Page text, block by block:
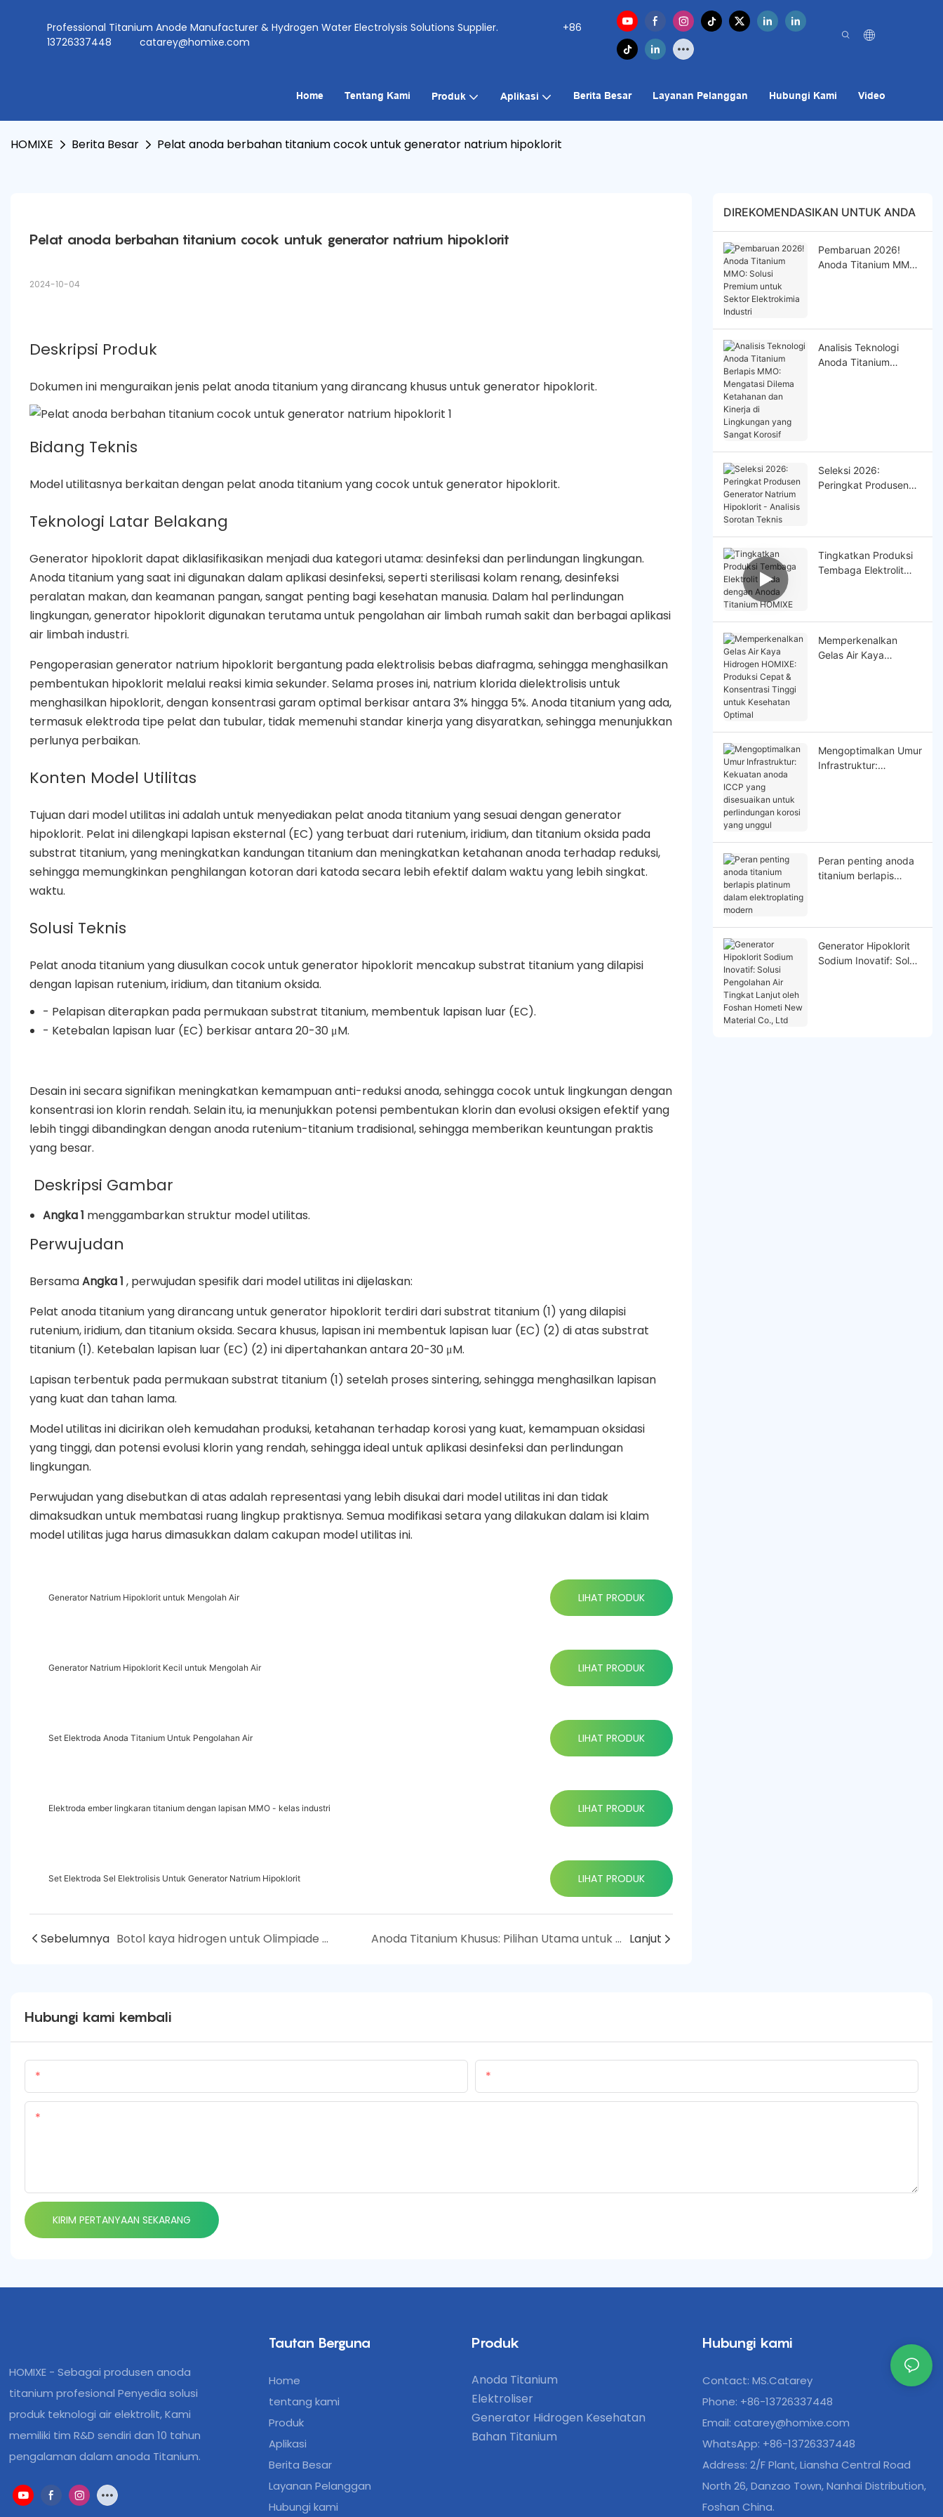
Professional Titanium Anode Manufacturer & Hydrogen Water Electrolysis Solutions Supplier.
+86
13726337448
catarey@homixe.com
Home Tentang Kami Produk Aplikasi Berita Besar Layanan Pelanggan Hubungi Kami Video
HOMIXE Berita Besar Pelat anoda berbahan titanium cocok untuk generator natrium hipoklorit
Pelat anoda berbahan titanium cocok untuk generator natrium hipoklorit
2024-10-04
Deskripsi Produk
Dokumen ini menguraikan jenis pelat anoda titanium yang dirancang khusus untuk generator hipoklorit.
Bidang Teknis
Model utilitasnya berkaitan dengan pelat anoda titanium yang cocok untuk generator hipoklorit.
Teknologi Latar Belakang
Generator hipoklorit dapat diklasifikasikan menjadi dua kategori utama: desinfeksi dan perlindungan lingkungan.
Anoda titanium yang saat ini digunakan dalam aplikasi desinfeksi, seperti sterilisasi kolam renang, desinfeksi
peralatan makan, dan keamanan pangan, sangat penting bagi kesehatan manusia. Dalam hal perlindungan
lingkungan, generator hipoklorit digunakan terutama untuk pengolahan air limbah rumah sakit dan berbagai aplikasi
air limbah industri.
Pengoperasian generator natrium hipoklorit bergantung pada elektrolisis bebas diafragma, sehingga menghasilkan
pembentukan hipoklorit melalui reaksi kimia sekunder. Selama proses ini, natrium klorida dielektrolisis untuk
menghasilkan hipoklorit, dengan konsentrasi garam optimal berkisar antara 3% hingga 5%. Anoda titanium yang ada,
termasuk elektroda tipe pelat dan tubular, tidak memenuhi standar kinerja yang disyaratkan, sehingga menunjukkan
perlunya perbaikan.
Konten Model Utilitas
Tujuan dari model utilitas ini adalah untuk menyediakan pelat anoda titanium yang sesuai dengan generator
hipoklorit. Pelat ini dilengkapi lapisan eksternal (EC) yang terbuat dari rutenium, iridium, dan titanium oksida pada
substrat titanium, yang meningkatkan kandungan titanium dan meningkatkan ketahanan anoda terhadap reduksi,
sehingga memungkinkan penghilangan kotoran dari katoda secara lebih efektif dalam waktu yang lebih singkat.
waktu.
Solusi Teknis
Pelat anoda titanium yang diusulkan cocok untuk generator hipoklorit mencakup substrat titanium yang dilapisi
dengan lapisan rutenium, iridium, dan titanium oksida.
- Pelapisan diterapkan pada permukaan substrat titanium, membentuk lapisan luar (EC).
- Ketebalan lapisan luar (EC) berkisar antara 20-30 μM.
Desain ini secara signifikan meningkatkan kemampuan anti-reduksi anoda, sehingga cocok untuk lingkungan dengan
konsentrasi ion klorin rendah. Selain itu, ia menunjukkan potensi pembentukan klorin dan evolusi oksigen efektif yang
lebih tinggi dibandingkan dengan anoda rutenium-titanium tradisional, sehingga memberikan keuntungan praktis
yang besar.
Deskripsi Gambar
Angka 1 menggambarkan struktur model utilitas.
Perwujudan
BersamaAngka 1 , perwujudan spesifik dari model utilitas ini dijelaskan:
Pelat anoda titanium yang dirancang untuk generator hipoklorit terdiri dari substrat titanium (1) yang dilapisi
rutenium, iridium, dan titanium oksida. Secara khusus, lapisan ini membentuk lapisan luar (EC) (2) di atas substrat
titanium (1). Ketebalan lapisan luar (EC) (2) ini dipertahankan antara 20-30 μM.
Lapisan terbentuk pada permukaan substrat titanium (1) setelah proses sintering, sehingga menghasilkan lapisan
yang kuat dan tahan lama.
Model utilitas ini dicirikan oleh kemudahan produksi, ketahanan terhadap korosi yang kuat, kemampuan oksidasi
yang tinggi, dan potensi evolusi klorin yang rendah, sehingga ideal untuk aplikasi desinfeksi dan perlindungan
lingkungan.
Perwujudan yang disebutkan di atas adalah representasi yang lebih disukai dari model utilitas ini dan tidak
dimaksudkan untuk membatasi ruang lingkup praktisnya. Semua modifikasi setara yang dilakukan dalam isi klaim
model utilitas juga harus dimasukkan dalam cakupan model utilitas ini.
Generator Natrium Hipoklorit untuk Mengolah Air LIHAT PRODUK
Generator Natrium Hipoklorit Kecil untuk Mengolah Air LIHAT PRODUK
Set Elektroda Anoda Titanium Untuk Pengolahan Air LIHAT PRODUK
Elektroda ember lingkaran titanium dengan lapisan MMO - kelas industri LIHAT PRODUK
Set Elektroda Sel Elektrolisis Untuk Generator Natrium Hipoklorit LIHAT PRODUK
Sebelumnya Botol kaya hidrogen untuk Olimpiade Paris Anoda Titanium Khusus: Pilihan Utama untuk Meningkatkan Standar Industri Lanjut
DIREKOMENDASIKAN UNTUK ANDA
Pembaruan 2026!
Anoda Titanium MMO:
Analisis Teknologi
Anoda Titanium
Seleksi 2026:
Peringkat Produsen
Tingkatkan Produksi
Tembaga Elektrolit
Memperkenalkan
Gelas Air Kaya
Mengoptimalkan Umur
Infrastruktur:
Peran penting anoda
titanium berlapis
Generator Hipoklorit
Sodium Inovatif: Solusi
Hubungi kami kembali
KIRIM PERTANYAAN SEKARANG
HOMIXE - Sebagai produsen anoda
titanium profesional Penyedia solusi
produk teknologi air elektrolit, Kami
memiliki tim R&D sendiri dan 10 tahun
pengalaman dalam anoda Titanium.
Tautan Berguna
Home
tentang kami
Produk
Aplikasi
Berita Besar
Layanan Pelanggan
Hubungi kami
Produk
Anoda Titanium
Elektroliser
Generator Hidrogen Kesehatan
Bahan Titanium
Hubungi kami
Contact: MS.Catarey
Phone: +86-13726337448
Email:catarey@homixe.com
WhatsApp: +86-13726337448
Address: 2/F Plant, Liansha Central Road
North 26, Danzao Town, Nanhai Distribution,
Foshan China.